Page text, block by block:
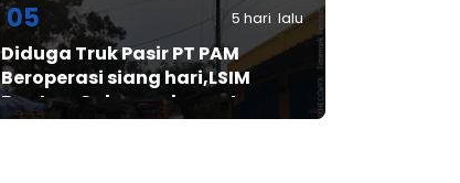
05 5 hari lalu
Diduga Truk Pasir PT PAM
Beroperasi siang hari,LSIM
Banten: Gubernur harus turun
tangan